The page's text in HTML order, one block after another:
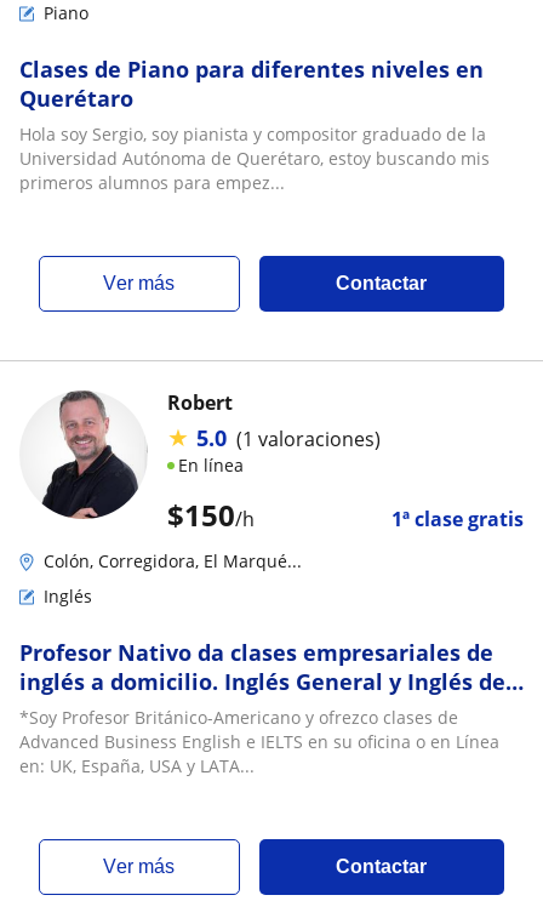
Piano
Clases de Piano para diferentes niveles en
Querétaro
Hola soy Sergio, soy pianista y compositor graduado de la
Universidad Autónoma de Querétaro, estoy buscando mis
primeros alumnos para empez...
ver más Contactar
$150/h 1ª clase gratis
Robert
★ 5.0 (1 valoraciones)
En línea
Colón, Corregidora, El Marqué...
Inglés
Profesor Nativo da clases empresariales de
inglés a domicilio. Inglés General y Inglés de
Negocios en Querétaro
*Soy Profesor Británico-Americano y ofrezco clases de
Advanced Business English e IELTS en su oficina o en Línea
en: UK, España, USA y LATA...
ver más Contactar